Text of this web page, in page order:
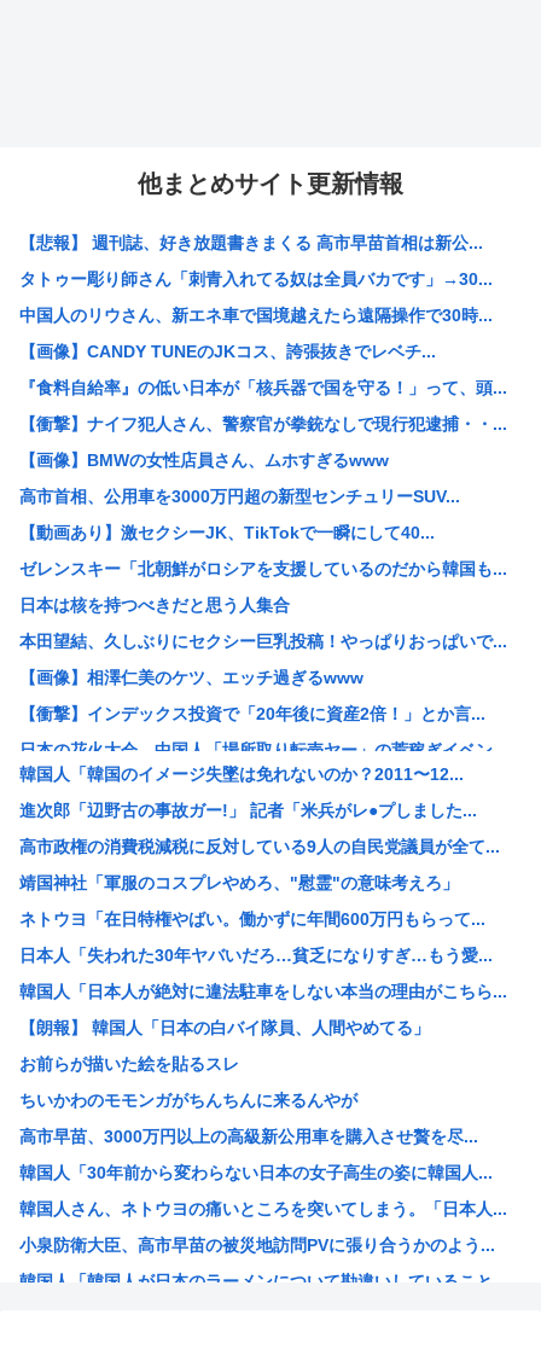
他まとめサイト更新情報
【悲報】 週刊誌、好き放題書きまくる 高市早苗首相は新公...
タトゥー彫り師さん「刺青入れてる奴は全員バカです」→30...
中国人のリウさん、新エネ車で国境越えたら遠隔操作で30時...
【画像】CANDY TUNEのJKコス、誇張抜きでレベチ...
『食料自給率』の低い日本が「核兵器で国を守る！」って、頭...
【衝撃】ナイフ犯人さん、警察官が拳銃なしで現行犯逮捕・・...
【画像】BMWの女性店員さん、ムホすぎるwww
高市首相、公用車を3000万円超の新型センチュリーSUV...
【動画あり】激セクシーJK、TikTokで一瞬にして40...
ゼレンスキー「北朝鮮がロシアを支援しているのだから韓国も...
日本は核を持つべきだと思う人集合
本田望結、久しぶりにセクシー巨乳投稿！やっぱりおっぱいで...
【画像】相澤仁美のケツ、エッチ過ぎるwww
【衝撃】インデックス投資で「20年後に資産2倍！」とか言...
日本の花火大会 中国人「場所取り転売ヤー」の荒稼ぎイベン...
【画像】女さん「貧乳だから男水着で市民プールいったら周り...
【悲報】中国製ルーター、またまたバックドア発見www
【産経新聞主張】 佐渡金山 韓国は反日を持ち込むな
元ジャンポケ斉藤慎二被告のTikTokライブが拡散 求刑...
K-POPアイドルの約半数が3年後には姿を消す…損益分岐...
浜田雅功、超スパルタ高校時代 夏の思い出に共演者衝撃
【絶望画像】7月の電気代逝ったあああああああああ！！！！...
ワイ「最近、嫁の夜間外出が増えてる…怪しい…興信所に調査...
【岡山】シャインマスカット200房（時価40万円相当）畑...
焼肉ライクで2170円食べ放題！今どき2170円の肉食べ...
なんで夏にマスクしてんだァ？
【悲報】京大生さん、ノリが寒すぎる
タトゥー彫り師さん「刺青入れてる奴は全員バカです」→30...
【悲報】米農家「もう無理です…」。過去最大の在庫を抱える...
韓国人「韓国のイメージ失墜は免れないのか？2011〜12...
進次郎「辺野古の事故ガー!」 記者「米兵がレ●プしました...
高市政権の消費税減税に反対している9人の自民党議員が全て...
靖国神社「軍服のコスプレやめろ、"慰霊"の意味考えろ」
ネトウヨ「在日特権やばい。働かずに年間600万円もらって...
日本人「失われた30年ヤバいだろ…貧乏になりすぎ…もう愛...
韓国人「日本人が絶対に違法駐車をしない本当の理由がこちら...
【朗報】 韓国人「日本の白バイ隊員、人間やめてる」
お前らが描いた絵を貼るスレ
ちいかわのモモンガがちんちんに来るんやが
高市早苗、3000万円以上の高級新公用車を購入させ贅を尽...
韓国人「30年前から変わらない日本の女子高生の姿に韓国人...
韓国人さん、ネトウヨの痛いところを突いてしまう。「日本人...
小泉防衛大臣、高市早苗の被災地訪問PVに張り合うかのよう...
韓国人「韓国人が日本のラーメンについて勘違いしていること...